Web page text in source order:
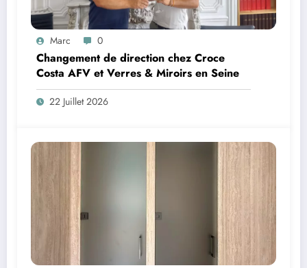
Marc 0
Changement de direction chez Croce
Costa AFV et Verres & Miroirs en Seine
22 Juillet 2026